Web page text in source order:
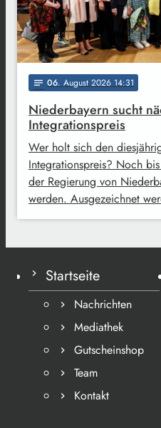
notes 06. August 2026 14:31
Niederbayern sucht
Integrationspreis
Wer holt sich den
Integrationspreis? Noch
der Regierung von
werden. Ausgezeichnet
Startseite
Nachrichten
Mediathek
Gutscheinshop
Team
Kontakt